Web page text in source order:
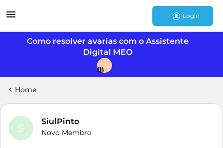
Login
Como resolver avarias com o Assistente
Digital MEO
J
Home
S
SiulPinto
Novo Membro